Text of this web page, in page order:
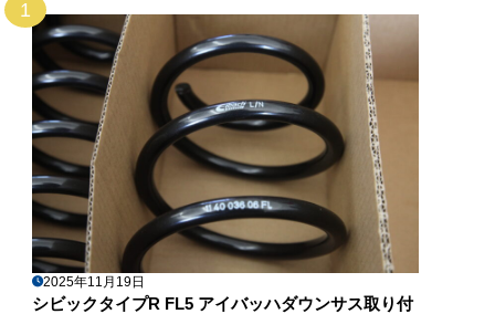
1
2025年11月19日
シビックタイプR FL5 アイバッハダウンサス取り付